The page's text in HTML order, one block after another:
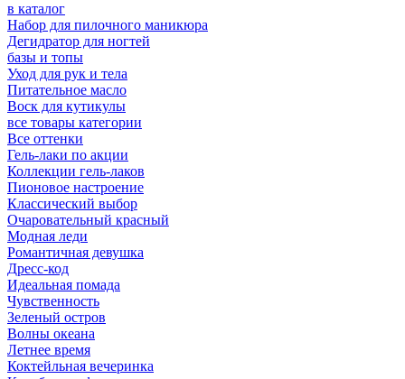
в каталог
Набор для пилочного маникюра
Дегидратор для ногтей
базы и топы
Уход для рук и тела
Питательное масло
Воск для кутикулы
все товары категории
Все оттенки
Гель-лаки по акции
Коллекции гель-лаков
Пионовое настроение
Классический выбор
Очаровательный красный
Модная леди
Романтичная девушка
Дресс-код
Идеальная помада
Чувственность
Зеленый остров
Волны океана
Летнее время
Коктейльная вечеринка